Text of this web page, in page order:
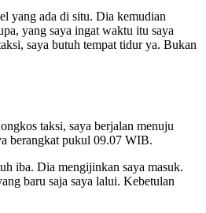
yang ada di situ. Dia kemudian
yang saya ingat waktu itu saya
saya butuh tempat tidur ya. Bukan
taksi, saya berjalan menuju
berangkat pukul 09.07 WIB.
iba. Dia mengijinkan saya masuk.
baru saja saya lalui. Kebetulan